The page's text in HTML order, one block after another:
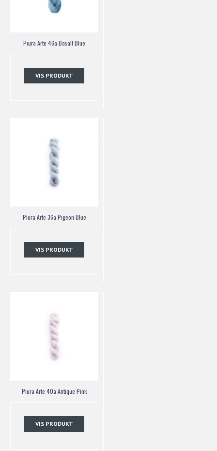
Piura Arte 46a Basalt Blue
VIS PRODUKT
Piura Arte 36a Pigeon Blue
VIS PRODUKT
Piura Arte 40a Antique Pink
VIS PRODUKT